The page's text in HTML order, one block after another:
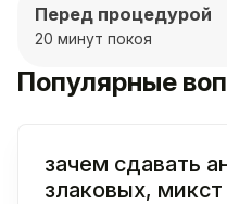
Перед процедурой
20 минут покоя
Популярные
зачем сдавать
злаковых,